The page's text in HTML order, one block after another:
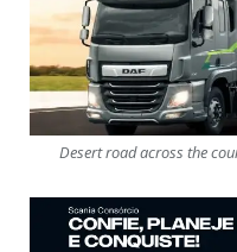
Desert road across the